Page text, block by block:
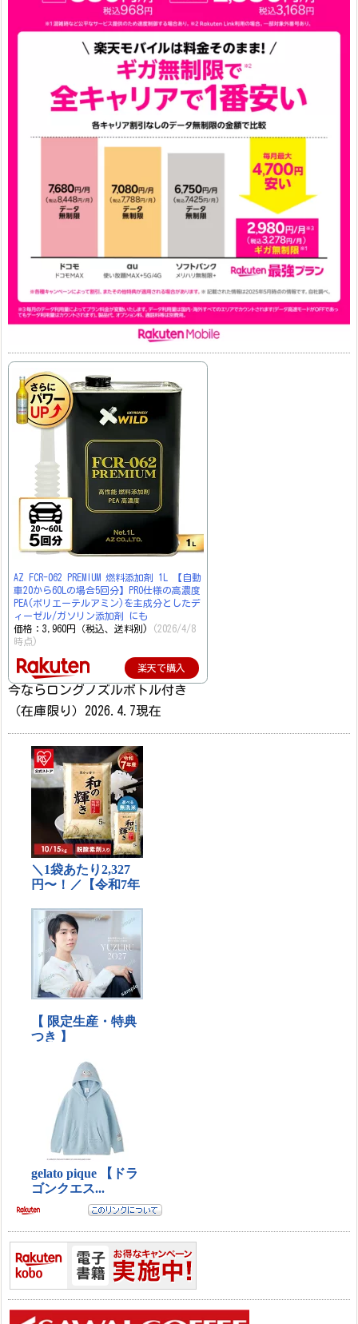
AZ FCR-062 PREMIUM 燃料添加剤 1L 【自動
車20から60Lの場合5回分】PRO仕様の高濃度
PEA(ポリエーテルアミン)を主成分としたデ
ィーゼル/ガソリン添加剤 にも
価格：3,960円（税込、送料別)
(2026/4/8
時点)
楽天で購入
今ならロングノズルボトル付き
（在庫限り）2026.4.7現在